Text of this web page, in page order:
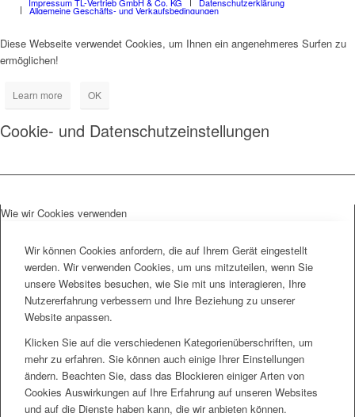
Allgemeine Geschäfts- und Verkaufsbedingungen
Diese Webseite verwendet Cookies, um Ihnen ein angenehmeres Surfen zu
ermöglichen!
Learn more OK
Cookie- und Datenschutzeinstellungen
Wie wir Cookies verwenden
Wir können Cookies anfordern, die auf Ihrem Gerät eingestellt
werden. Wir verwenden Cookies, um uns mitzuteilen, wenn Sie
unsere Websites besuchen, wie Sie mit uns interagieren, Ihre
Nutzererfahrung verbessern und Ihre Beziehung zu unserer
Website anpassen.
Klicken Sie auf die verschiedenen Kategorienüberschriften, um
mehr zu erfahren. Sie können auch einige Ihrer Einstellungen
ändern. Beachten Sie, dass das Blockieren einiger Arten von
Cookies Auswirkungen auf Ihre Erfahrung auf unseren Websites
und auf die Dienste haben kann, die wir anbieten können.